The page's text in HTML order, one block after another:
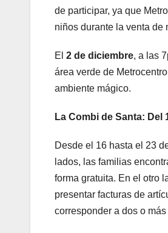
de participar, ya que
niños durante la venta de
El 2 de diciembre, a las
área verde de
ambiente mágico.
La Combi de Santa: Del
Desde el 16 hasta el 23
lados, las familias
forma gratuita. En el otro
presentar facturas de
corresponder a dos o